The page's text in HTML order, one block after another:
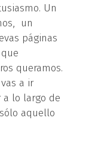
Un
un
páginas
queramos.
a ir
lo largo de
aquello